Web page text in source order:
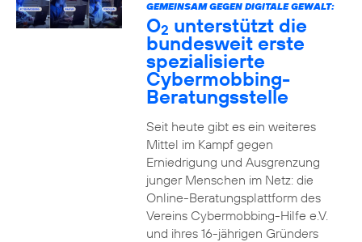
GEMEINSAM GEGEN DIGITALE GEWALT:
O2 unterstützt die
bundesweit erste
spezialisierte
Cybermobbing-
Beratungsstelle
Seit heute gibt es ein weiteres
Mittel im Kampf gegen
Erniedrigung und Ausgrenzung
junger Menschen im Netz: die
Online-Beratungsplattform des
Vereins Cybermobbing-Hilfe e.V.
und ihres 16-jährigen Gründers